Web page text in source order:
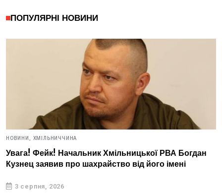
ПОПУЛЯРНІ НОВИНИ
НОВИНИ, ХМІЛЬНИЧЧИНА
Увага! Фейк! Начальник Хмільницької РВА Богдан
Кузнец заявив про шахрайство від його імені
3 серпня, 2026